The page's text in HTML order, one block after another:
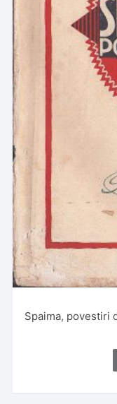
Spaima, povestiri